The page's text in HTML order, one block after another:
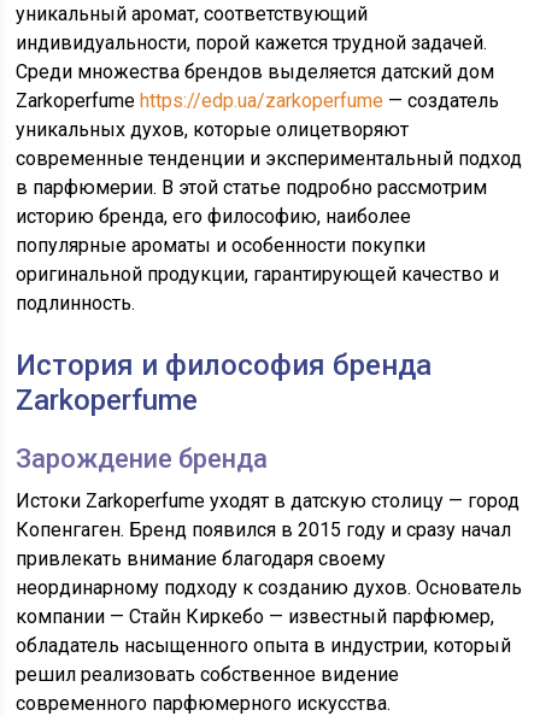
уникальный аромат, соответствующий
индивидуальности, порой кажется трудной задачей.
Среди множества брендов выделяется датский дом
Zarkoperfumehttps://edp.ua/zarkoperfume — создатель
уникальных духов, которые олицетворяют
современные тенденции и экспериментальный подход
в парфюмерии. В этой статье подробно рассмотрим
историю бренда, его философию, наиболее
популярные ароматы и особенности покупки
оригинальной продукции, гарантирующей качество и
подлинность.
История и философия бренда
Zarkoperfume
Зарождение бренда
Истоки Zarkoperfume уходят в датскую столицу — город
Копенгаген. Бренд появился в 2015 году и сразу начал
привлекать внимание благодаря своему
неординарному подходу к созданию духов. Основатель
компании — Стайн Киркебо — известный парфюмер,
обладатель насыщенного опыта в индустрии, который
решил реализовать собственное видение
современного парфюмерного искусства.